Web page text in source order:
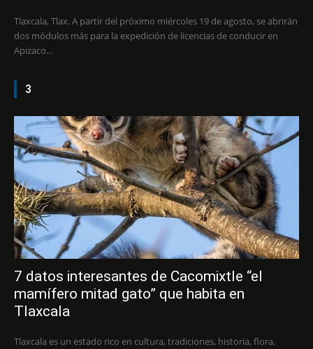
Tlaxcala, Tlax. A partir del próximo miércoles 19 de agosto, se abrirán
dos módulos más para la expedición de licencias de conducir en
Apizaco...
3
7 datos interesantes de Cacomixtle “el
mamífero mitad gato” que habita en
Tlaxcala
Tlaxcala es un estado rico en cultura, tradiciones, historia, flora,